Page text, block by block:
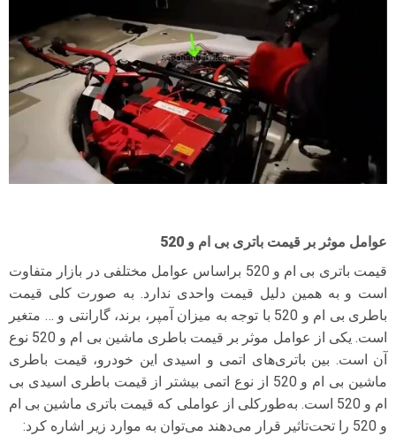
عوامل موثر بر قیمت باتری بی ام و 520
قیمت باتری بی ام و 520 بر‌اساس عوامل مختلفی در بازار متفاوت
است و به همین دلیل قیمت واحدی ندارد. به صورت کلی قیمت
باطری بی ام و 520 با توجه به میزان آمپر، برند، گارانتی و … متغیر
است. یکی از عوامل موثر بر قیمت باطری ماشین بی ام و 520 نوع
آن است. بین باتری‌های اتمی و اسیدی این خودرو، قیمت باطری
ماشین بی ام و 520 از نوع اتمی بیشتر از قیمت باطری اسیدی بی
ام و 520 است. به‌طورکلی از عواملی که قیمت باتری ماشین بی ام
و 520 را تحت‌تاثیر قرار می‌دهند می‌توان به موارد زیر اشاره کرد: